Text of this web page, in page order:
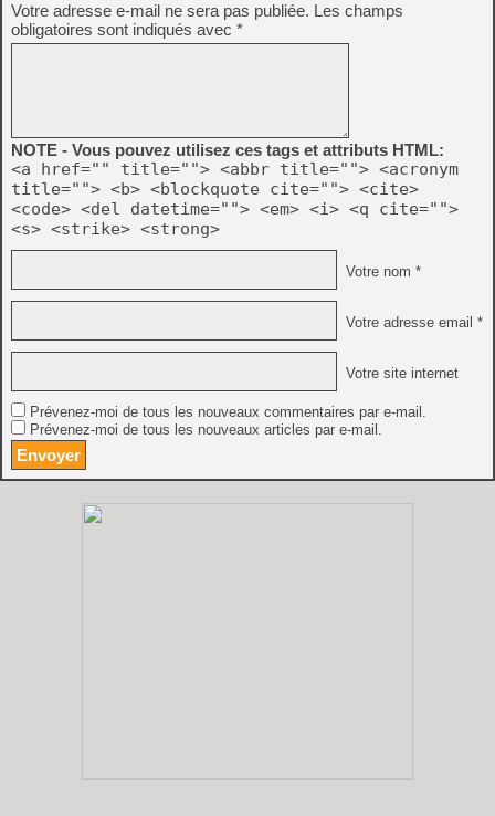
Votre adresse e-mail ne sera pas publiée. Les champs
obligatoires sont indiqués avec *
NOTE - Vous pouvez utilisez ces tags et attributs HTML:
<a href="" title=""> <abbr title=""> <acronym
title=""> <b> <blockquote cite=""> <cite>
<code> <del datetime=""> <em> <i> <q cite="">
<s> <strike> <strong>
Votre nom *
Votre adresse email *
Votre site internet
Prévenez-moi de tous les nouveaux commentaires par e-mail.
Prévenez-moi de tous les nouveaux articles par e-mail.